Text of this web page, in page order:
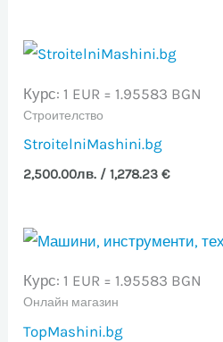
Курс: 1 EUR = 1.95583 BGN
Строителство
StroitelniMashini.bg
2,500.00лв. / 1,278.23 €
Курс: 1 EUR = 1.95583 BGN
Онлайн магазин
TopMashini.bg